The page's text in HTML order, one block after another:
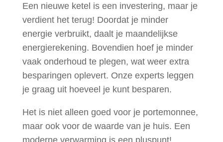
Een nieuwe ketel is een investering, maar je
verdient het terug! Doordat je minder
energie verbruikt, daalt je maandelijkse
energierekening. Bovendien hoef je minder
vaak onderhoud te plegen, wat weer extra
besparingen oplevert. Onze experts leggen
je graag uit hoeveel je kunt besparen.
Het is niet alleen goed voor je portemonnee,
maar ook voor de waarde van je huis. Een
moderne verwarming is een pluspunt!